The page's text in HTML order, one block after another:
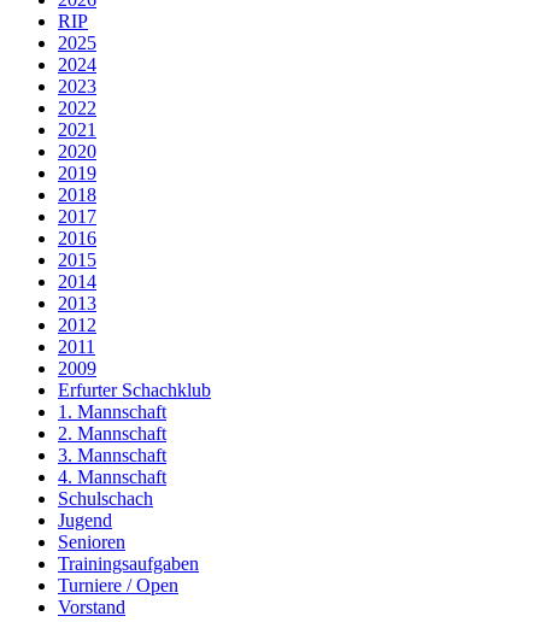
RIP
2025
2024
2023
2022
2021
2020
2019
2018
2017
2016
2015
2014
2013
2012
2011
2009
Erfurter Schachklub
1. Mannschaft
2. Mannschaft
3. Mannschaft
4. Mannschaft
Schulschach
Jugend
Senioren
Trainingsaufgaben
Turniere / Open
Vorstand